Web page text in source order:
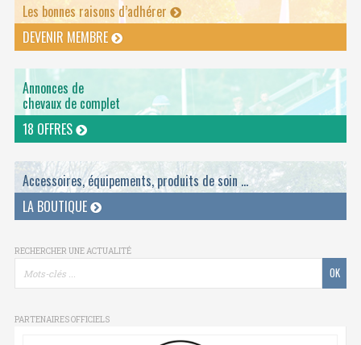
Les bonnes raisons d’adhérer
DEVENIR MEMBRE
Annonces de
chevaux de complet
18 OFFRES
Accessoires, équipements, produits de soin ...
LA BOUTIQUE
RECHERCHER UNE ACTUALITÉ
PARTENAIRES OFFICIELS